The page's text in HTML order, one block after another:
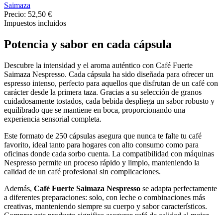
Saimaza
Precio: 52,50 €
Impuestos incluidos
Potencia y sabor en cada cápsula
Descubre la intensidad y el aroma auténtico con Café Fuerte
Saimaza Nespresso. Cada cápsula ha sido diseñada para ofrecer un
espresso intenso, perfecto para aquellos que disfrutan de un café con
carácter desde la primera taza. Gracias a su selección de granos
cuidadosamente tostados, cada bebida despliega un sabor robusto y
equilibrado que se mantiene en boca, proporcionando una
experiencia sensorial completa.
Este formato de 250 cápsulas asegura que nunca te falte tu café
favorito, ideal tanto para hogares con alto consumo como para
oficinas donde cada sorbo cuenta. La compatibilidad con máquinas
Nespresso permite un proceso rápido y limpio, manteniendo la
calidad de un café profesional sin complicaciones.
Además, Café Fuerte Saimaza Nespresso se adapta perfectamente
a diferentes preparaciones: solo, con leche o combinaciones más
creativas, manteniendo siempre su cuerpo y sabor característicos.